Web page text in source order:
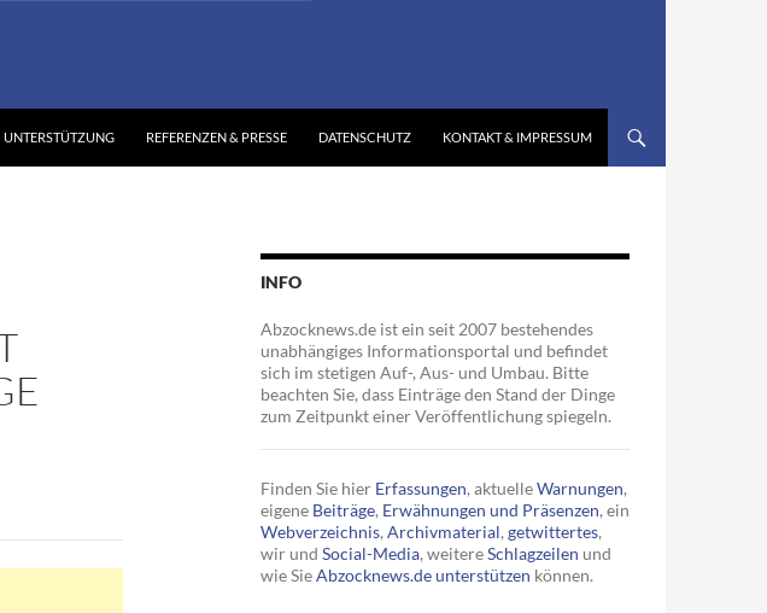
UNTERSTÜTZUNG REFERENZEN & PRESSE DATENSCHUTZ KONTAKT & IMPRESSUM
INFO
Abzocknews.de ist ein seit 2007 bestehendes
unabhängiges Informationsportal und befindet
sich im stetigen Auf-, Aus- und Umbau. Bitte
beachten Sie, dass Einträge den Stand der Dinge
zum Zeitpunkt einer Veröffentlichung spiegeln.
Finden Sie hier Erfassungen, aktuelleWarnungen,
eigene Beiträge, Erwähnungen und Präsenzen, ein
Webverzeichnis, Archivmaterial, getwittertes,
wir und Social-Media, weitereSchlagzeilen und
wie SieAbzocknews.de unterstützen können.